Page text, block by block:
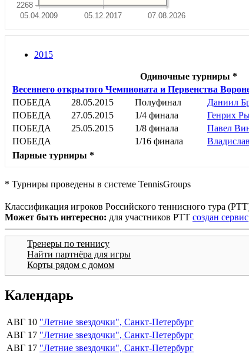
05.04.2009 05.12.2017 07.08.2026
2268
2015
Одиночные турниры *
Весеннего открытого Чемпионата и Первенства
ПОБЕДА
28.05.2015 Полуфинал Даниил
ПОБЕДА
27.05.2015 1/4 финала Генрих
ПОБЕДА
25.05.2015 1/8 финала Павел
ПОБЕДА
1/16 финала
Парные турниры *
* Турниры проведены в системе TennisGroups
Классификация игроков Российского теннисного тура
Может быть интересно: для участников РТТ создан сервис
Тренеры по теннису
Найти партнёра для игры
Корты рядом с домом
Календарь
АВГ 10 "Летние звездочки", Санкт-Петербург
АВГ 17 "Летние звездочки", Санкт-Петербург
АВГ 17 "Летние звездочки", Санкт-Петербург